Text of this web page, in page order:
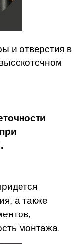
и отверстия в
а также
монтажа.